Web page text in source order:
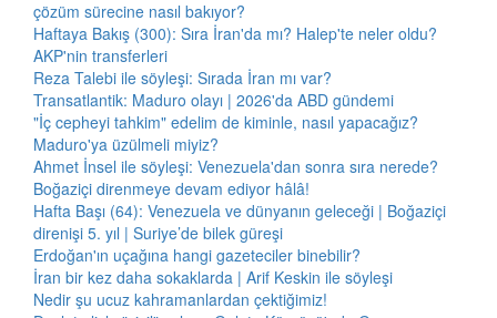
çözüm sürecine nasıl bakıyor?
Haftaya Bakış (300): Sıra İran'da mı? Halep'te neler oldu?
AKP'nin transferleri
Reza Talebi ile söyleşi: Sırada İran mı var?
Transatlantik: Maduro olayı | 2026'da ABD gündemi
"İç cepheyi tahkim" edelim de kiminle, nasıl yapacağız?
Maduro'ya üzülmeli miyiz?
Ahmet İnsel ile söyleşi: Venezuela'dan sonra sıra nerede?
Boğaziçi direnmeye devam ediyor hâlâ!
Hafta Başı (64): Venezuela ve dünyanın geleceği | Boğaziçi
direnişi 5. yıl | Suriye’de bilek güreşi
Erdoğan'ın uçağına hangi gazeteciler binebilir?
İran bir kez daha sokaklarda | Arif Keskin ile söyleşi
Nedir şu ucuz kahramanlardan çektiğimiz!